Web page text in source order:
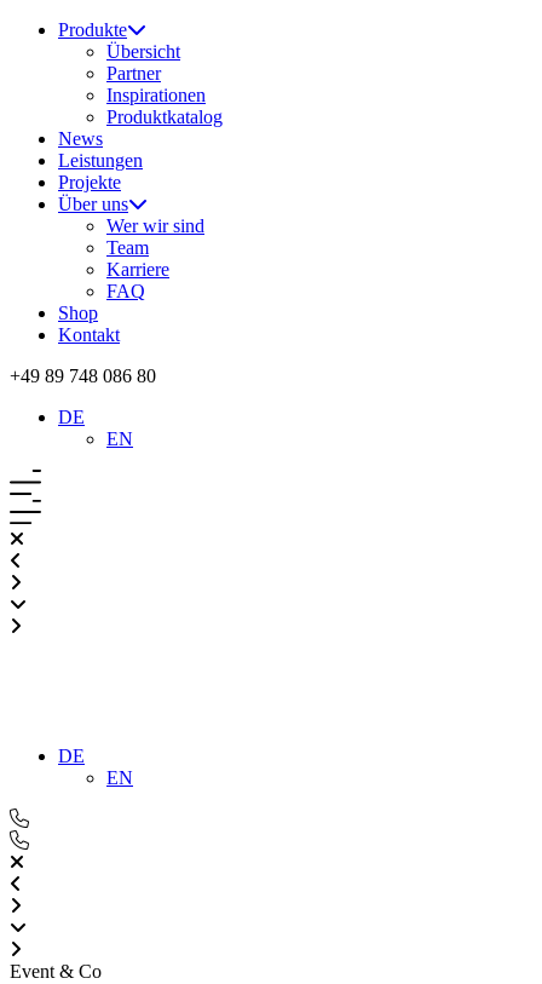
Produkte
Übersicht
Partner
Inspirationen
Produktkatalog
News
Leistungen
Projekte
Über uns
Wer wir sind
Team
Karriere
FAQ
Shop
Kontakt
+49 89 748 086 80
DE
EN
DE
EN
Event & Co